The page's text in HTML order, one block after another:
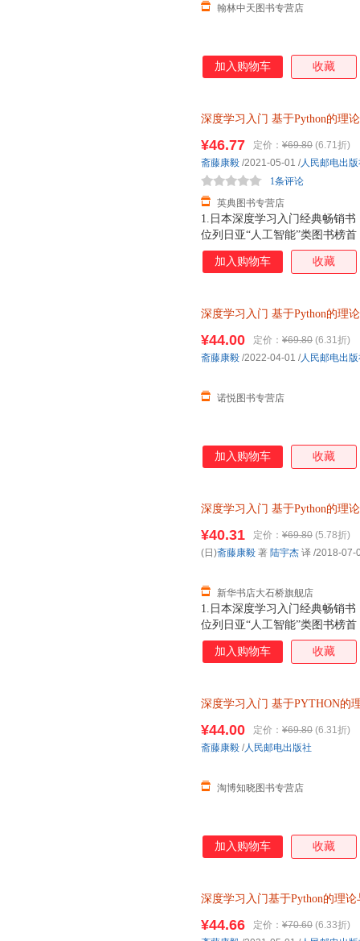
翰林中天图书专营店
加入购物车 收藏
深度学习入门 基于Python的理
1.日本深度学习入门经典畅销
位列日亚“人工智能”类图书榜
赖外部库或工具，从零创建一
下载，需要的运行环境非常简
常直观。 6.相比AI圣经“花书”
不失为学习深度学习的一本好
各类深度学习模型的读者，也
¥46.77 定价： ¥69.80 (6.71折)
英典图书专营店
1条评论
斋藤康毅 /2021-05-01 /人民邮电出
加入购物车 收藏
深度学习入门 基于Python的理
¥44.00 定价： ¥69.80 (6.31折)
诺悦图书专营店
斋藤康毅 /2022-04-01 /人民邮电出
加入购物车 收藏
深度学习入门 基于Python的理
询：13284178503
1.日本深度学习入门经典畅销
位列日亚“人工智能”类图书榜
赖外部库或工具，从零创建一
下载，需要的运行环境非常简
¥40.31 定价： ¥69.80 (5.78折)
新华书店大石桥旗舰店
(日)斋藤康毅 著 陆宇杰 译 /2018-07-
加入购物车 收藏
深度学习入门 基于PYTHON的
¥44.00 定价： ¥69.80 (6.31折)
淘博知晓图书专营店
斋藤康毅 /人民邮电出版社
加入购物车 收藏
深度学习入门基于Python的理论
¥44.66 定价： ¥70.60 (6.33折)